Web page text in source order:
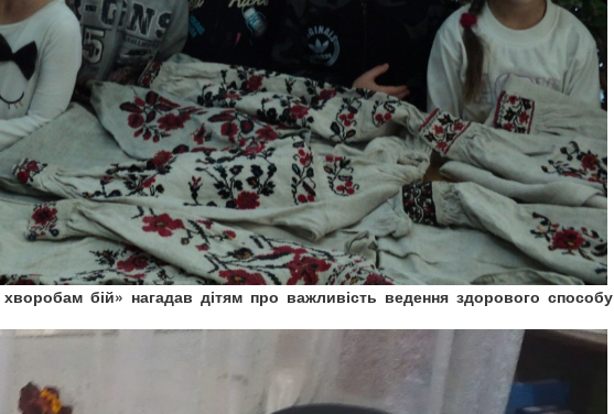
бій» нагадав дітям про важливість ведення здорового способу